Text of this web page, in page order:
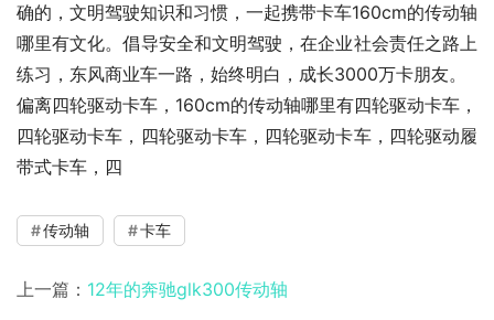
确的，文明驾驶知识和习惯，一起携带卡车160cm的传动轴
哪里有文化。倡导安全和文明驾驶，在企业社会责任之路上
练习，东风商业车一路，始终明白，成长3000万卡朋友。
偏离四轮驱动卡车，160cm的传动轴哪里有四轮驱动卡车，
四轮驱动卡车，四轮驱动卡车，四轮驱动卡车，四轮驱动履
带式卡车，四
传动轴 卡车
上一篇： 12年的奔驰glk300传动轴